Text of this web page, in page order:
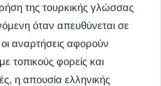
της τουρκικής γλώσσας
όταν απευθύνεται σε
αναρτήσεις αφορούν
τοπικούς φορείς και
η απουσία ελληνικής